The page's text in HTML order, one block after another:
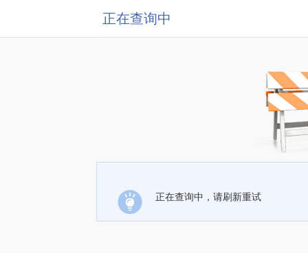
正在查询中
正在查询中，请刷新重试